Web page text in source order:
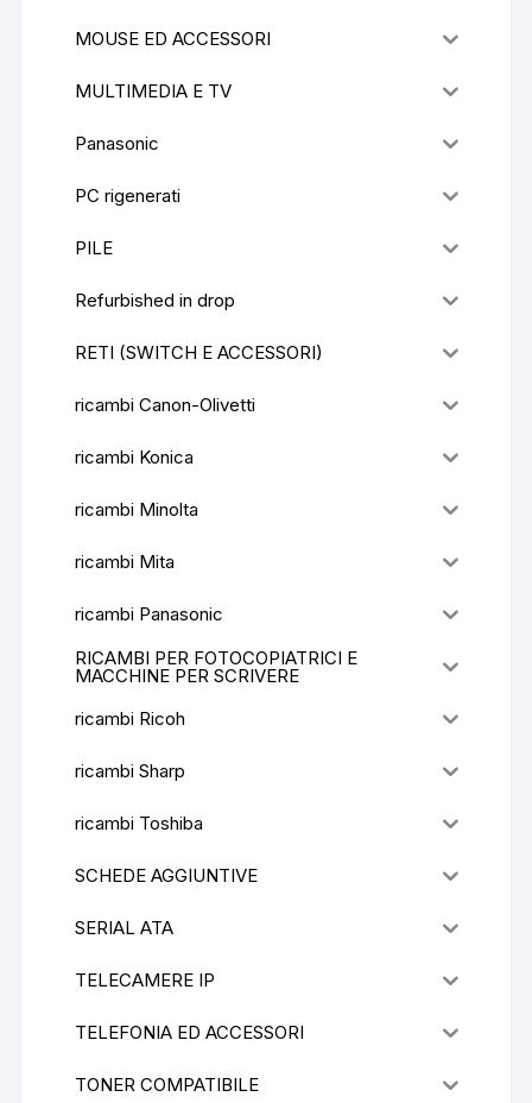
MOUSE ED ACCESSORI
MULTIMEDIA E TV
Panasonic
PC rigenerati
PILE
Refurbished in drop
RETI (SWITCH E ACCESSORI)
ricambi Canon-Olivetti
ricambi Konica
ricambi Minolta
ricambi Mita
ricambi Panasonic
RICAMBI PER FOTOCOPIATRICI E
MACCHINE PER SCRIVERE
ricambi Ricoh
ricambi Sharp
ricambi Toshiba
SCHEDE AGGIUNTIVE
SERIAL ATA
TELECAMERE IP
TELEFONIA ED ACCESSORI
TONER COMPATIBILE